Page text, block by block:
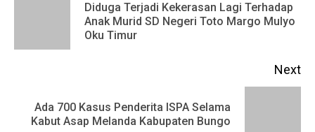
Diduga Terjadi Kekerasan Lagi Terhadap
Anak Murid SD Negeri Toto Margo Mulyo
Oku Timur
Next
NextAda 700 Kasus Penderita ISPA Selama
Kabut Asap Melanda Kabupaten Bungo